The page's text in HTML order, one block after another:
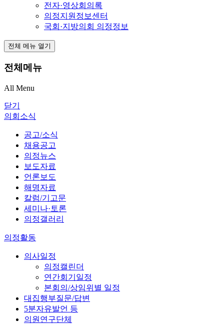
전자·영상회의록
의정지원정보센터
국회·지방의회 의정정보
전체 메뉴 열기
전체메뉴
All Menu
닫기
의회소식
공고/소식
채용공고
의정뉴스
보도자료
언론보도
해명자료
칼럼/기고문
세미나·토론
의정갤러리
의정활동
의사일정
의정캘린더
연간회기일정
본회의/상임위별 일정
대집행부질문/답변
5분자유발언 등
의원연구단체